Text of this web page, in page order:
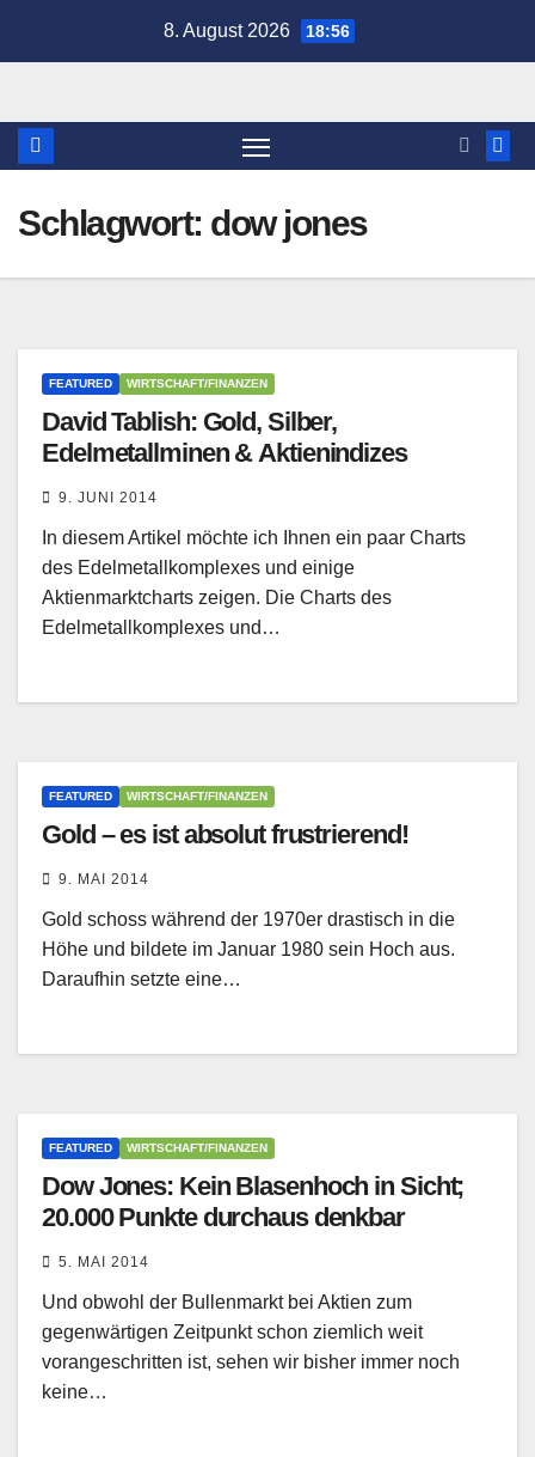
8. August 2026 18:56
Schlagwort: dow jones
FEATURED WIRTSCHAFT/FINANZEN
David Tablish: Gold, Silber,
Edelmetallminen & Aktienindizes
9. JUNI 2014
In diesem Artikel möchte ich Ihnen ein paar Charts
des Edelmetallkomplexes und einige
Aktienmarktcharts zeigen. Die Charts des
Edelmetallkomplexes und…
FEATURED WIRTSCHAFT/FINANZEN
Gold – es ist absolut frustrierend!
9. MAI 2014
Gold schoss während der 1970er drastisch in die
Höhe und bildete im Januar 1980 sein Hoch aus.
Daraufhin setzte eine…
FEATURED WIRTSCHAFT/FINANZEN
Dow Jones: Kein Blasenhoch in Sicht;
20.000 Punkte durchaus denkbar
5. MAI 2014
Und obwohl der Bullenmarkt bei Aktien zum
gegenwärtigen Zeitpunkt schon ziemlich weit
vorangeschritten ist, sehen wir bisher immer noch
keine…